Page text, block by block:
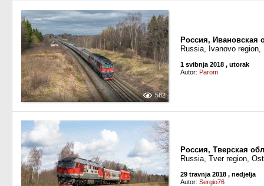
582
Россия,
Russia, Ivanovo
1 svibnja 2018 , utorak
Autor: Parom
Россия, Тверская
Russia, Tver region,
29 travnja 2018 , nedjelja
Autor: Sergio76